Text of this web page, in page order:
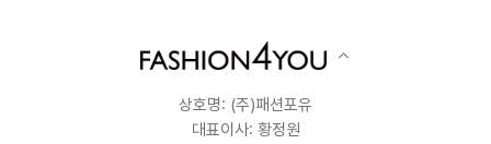
상호명: (주)패션포유
대표이사: 황정원